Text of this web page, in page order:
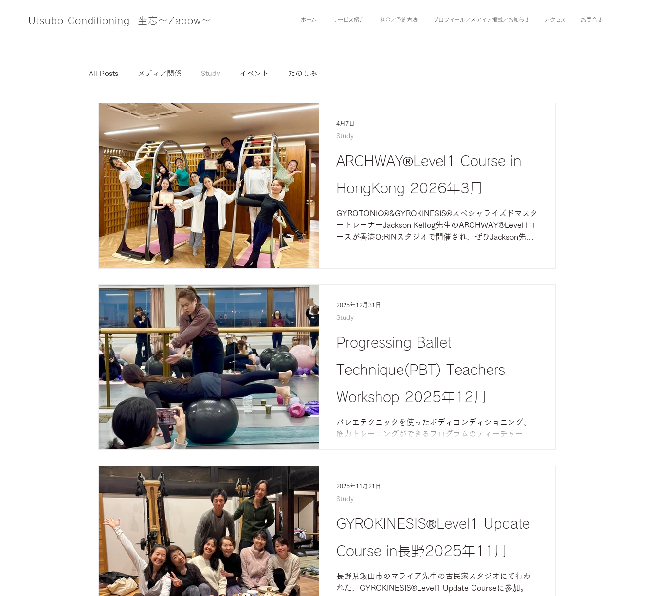
Utsubo Conditioning 坐忘～Zabow～ ホーム サービス紹介 料金／予約方法 プロフィール／メディア掲載／お知らせ アクセス お問合せ
All Posts メディア関係 Study イベント たのしみ
ARCHWAY®︎Level1 Course in
HongKong 2026年3月
GYROTONIC®︎&GYROKINESIS®︎スペシャライズドマスタ
ートレーナーJackson Kellog先生のARCHWAY®︎Level1コ
ースが香港O:RINスタジオで開催され、ぜひJackson先生
おり、嬉しい限りでした。 ARCHWAY®︎では、この
Cardiovascularの理解を活かせる点がたくさんあるので、
日本人は私1人。あとは韓国・中国から集まった合計11人
れており、また大変思いやりのある温かいメンバーに恵
まれました。 先生も細かい点までよく見てくださり、大
たが、林のように新旧
Study
4月7日
Progressing Ballet
Technique(PBT) Teachers
Workshop 2025年12月
バレエテクニックを使ったボディコンディショニング、
筋力トレーニングができるプログラムのティーチャー
ーニングの目指すべき先をわかっていれば、ワークの目
た。 今後、必要に応じて、徐々にセッションにも取り込
Study
2025年12月31日
GYROKINESIS®︎Level1 Update
Course in長野2025年11月
長野県飯山市のマライア先生の古民家スタジオにて行わ
れた、GYROKINESIS®︎Level1 Update Courseに参加。
Study
2025年11月21日